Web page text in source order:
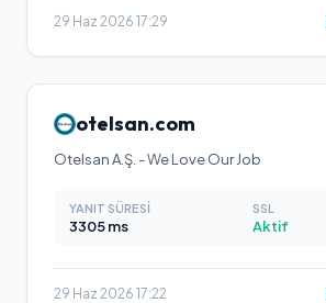
29 Haz 2026 17:29
otelsan.com
Otelsan A.Ş. - We Love Our Job
YANIT SÜRESI
3305ms
SSL
Aktif
29 Haz 2026 17:22